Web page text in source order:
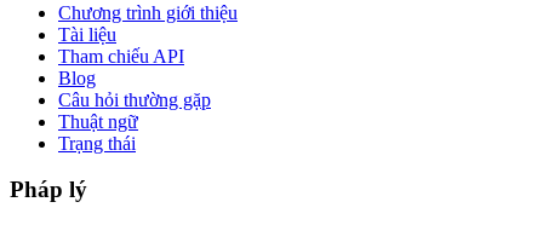
Chương trình giới thiệu
Tài liệu
Tham chiếu API
Blog
Câu hỏi thường gặp
Thuật ngữ
Trạng thái
Pháp lý